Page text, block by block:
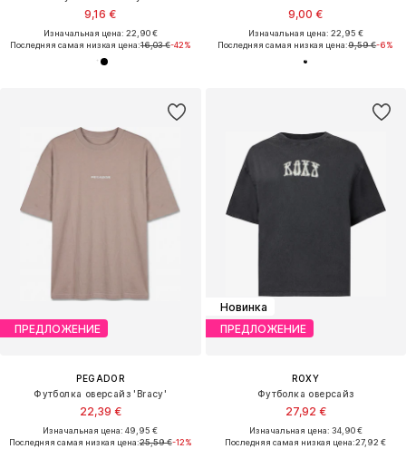
9,16 €
Изначальная цена: 22,90 €
Последняя самая низкая цена:16,03 €-42%
9,00 €
Изначальная цена: 22,95 €
Последняя самая низкая цена:9,59 €-6%
ПРЕДЛОЖЕНИЕ
PEGADOR
Футболка оверсайз 'Bracy'
22,39 €
Изначальная цена: 49,95 €
Последняя самая низкая цена:25,59 €-12%
Новинка
ПРЕДЛОЖЕНИЕ
ROXY
Футболка оверсайз
27,92 €
Изначальная цена: 34,90 €
Последняя самая низкая цена:27,92 €